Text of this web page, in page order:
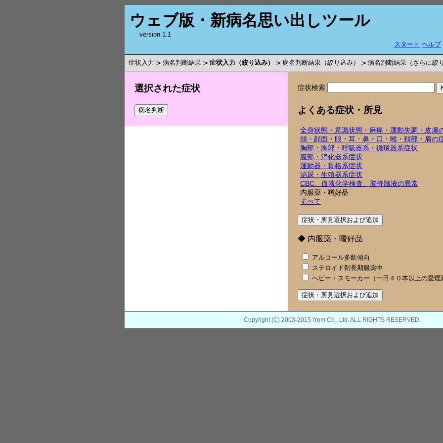
ウェブ版・新病名思い出しツール
version 1.1
スタート ヘルプ
症状入力 > 病名判断結果 > 症状入力（絞り込み） > 病名判断結果（絞り込み） > 病名判断結果（さらに絞
選択された症状 症状検索
よくある症状・所見
全身状態・意識状態・麻痺・運動失調・皮膚
頭・顔面・眼・耳・鼻・口・喉・頚部・肩の
胸部・胸郭・呼吸器系・循環器系症状
腹部・消化器系症状
運動器・骨格系症状
泌尿・生殖器系症状
CBC、血液化学検査、脳脊髄液の異常
内服薬・嗜好品
すべて
◆ 内服薬・嗜好品
アルコール多飲傾向
ステロイド剤長期服薬中
ヘビー・スモーカー（一日４０本以上の愛煙
Copyright (C) 2003-2015 I'rom Co., Ltd. ALL RIGHTS RESERVED.